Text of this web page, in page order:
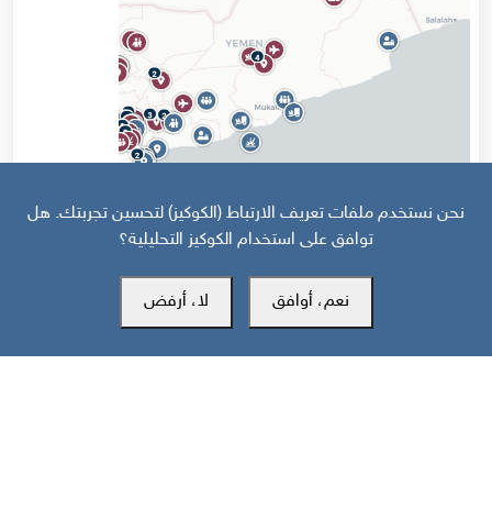
خارطة تفاعلية: تصعيد سعودي حوثي وهجمات على جبهات الجنوب
نحن نستخدم ملفات تعريف الارتباط (الكوكيز) لتحسين تجربتك. هل
توافق على استخدام الكوكيز التحليلية؟
نعم، أوافق لا، أرفض